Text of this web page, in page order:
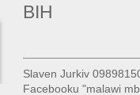
BIH
Slaven Jurkiv
Facebooku "malawi